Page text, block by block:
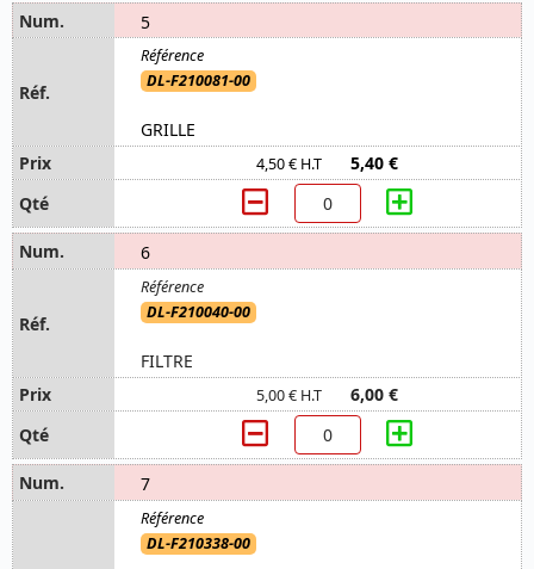
5
DL-F210081-00
GRILLE
4,50 € H.T 5,40 €
6
DL-F210040-00
FILTRE
5,00 € H.T 6,00 €
7
DL-F210338-00